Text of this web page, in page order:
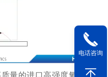
量的进口高强度氧化保护
电话咨询